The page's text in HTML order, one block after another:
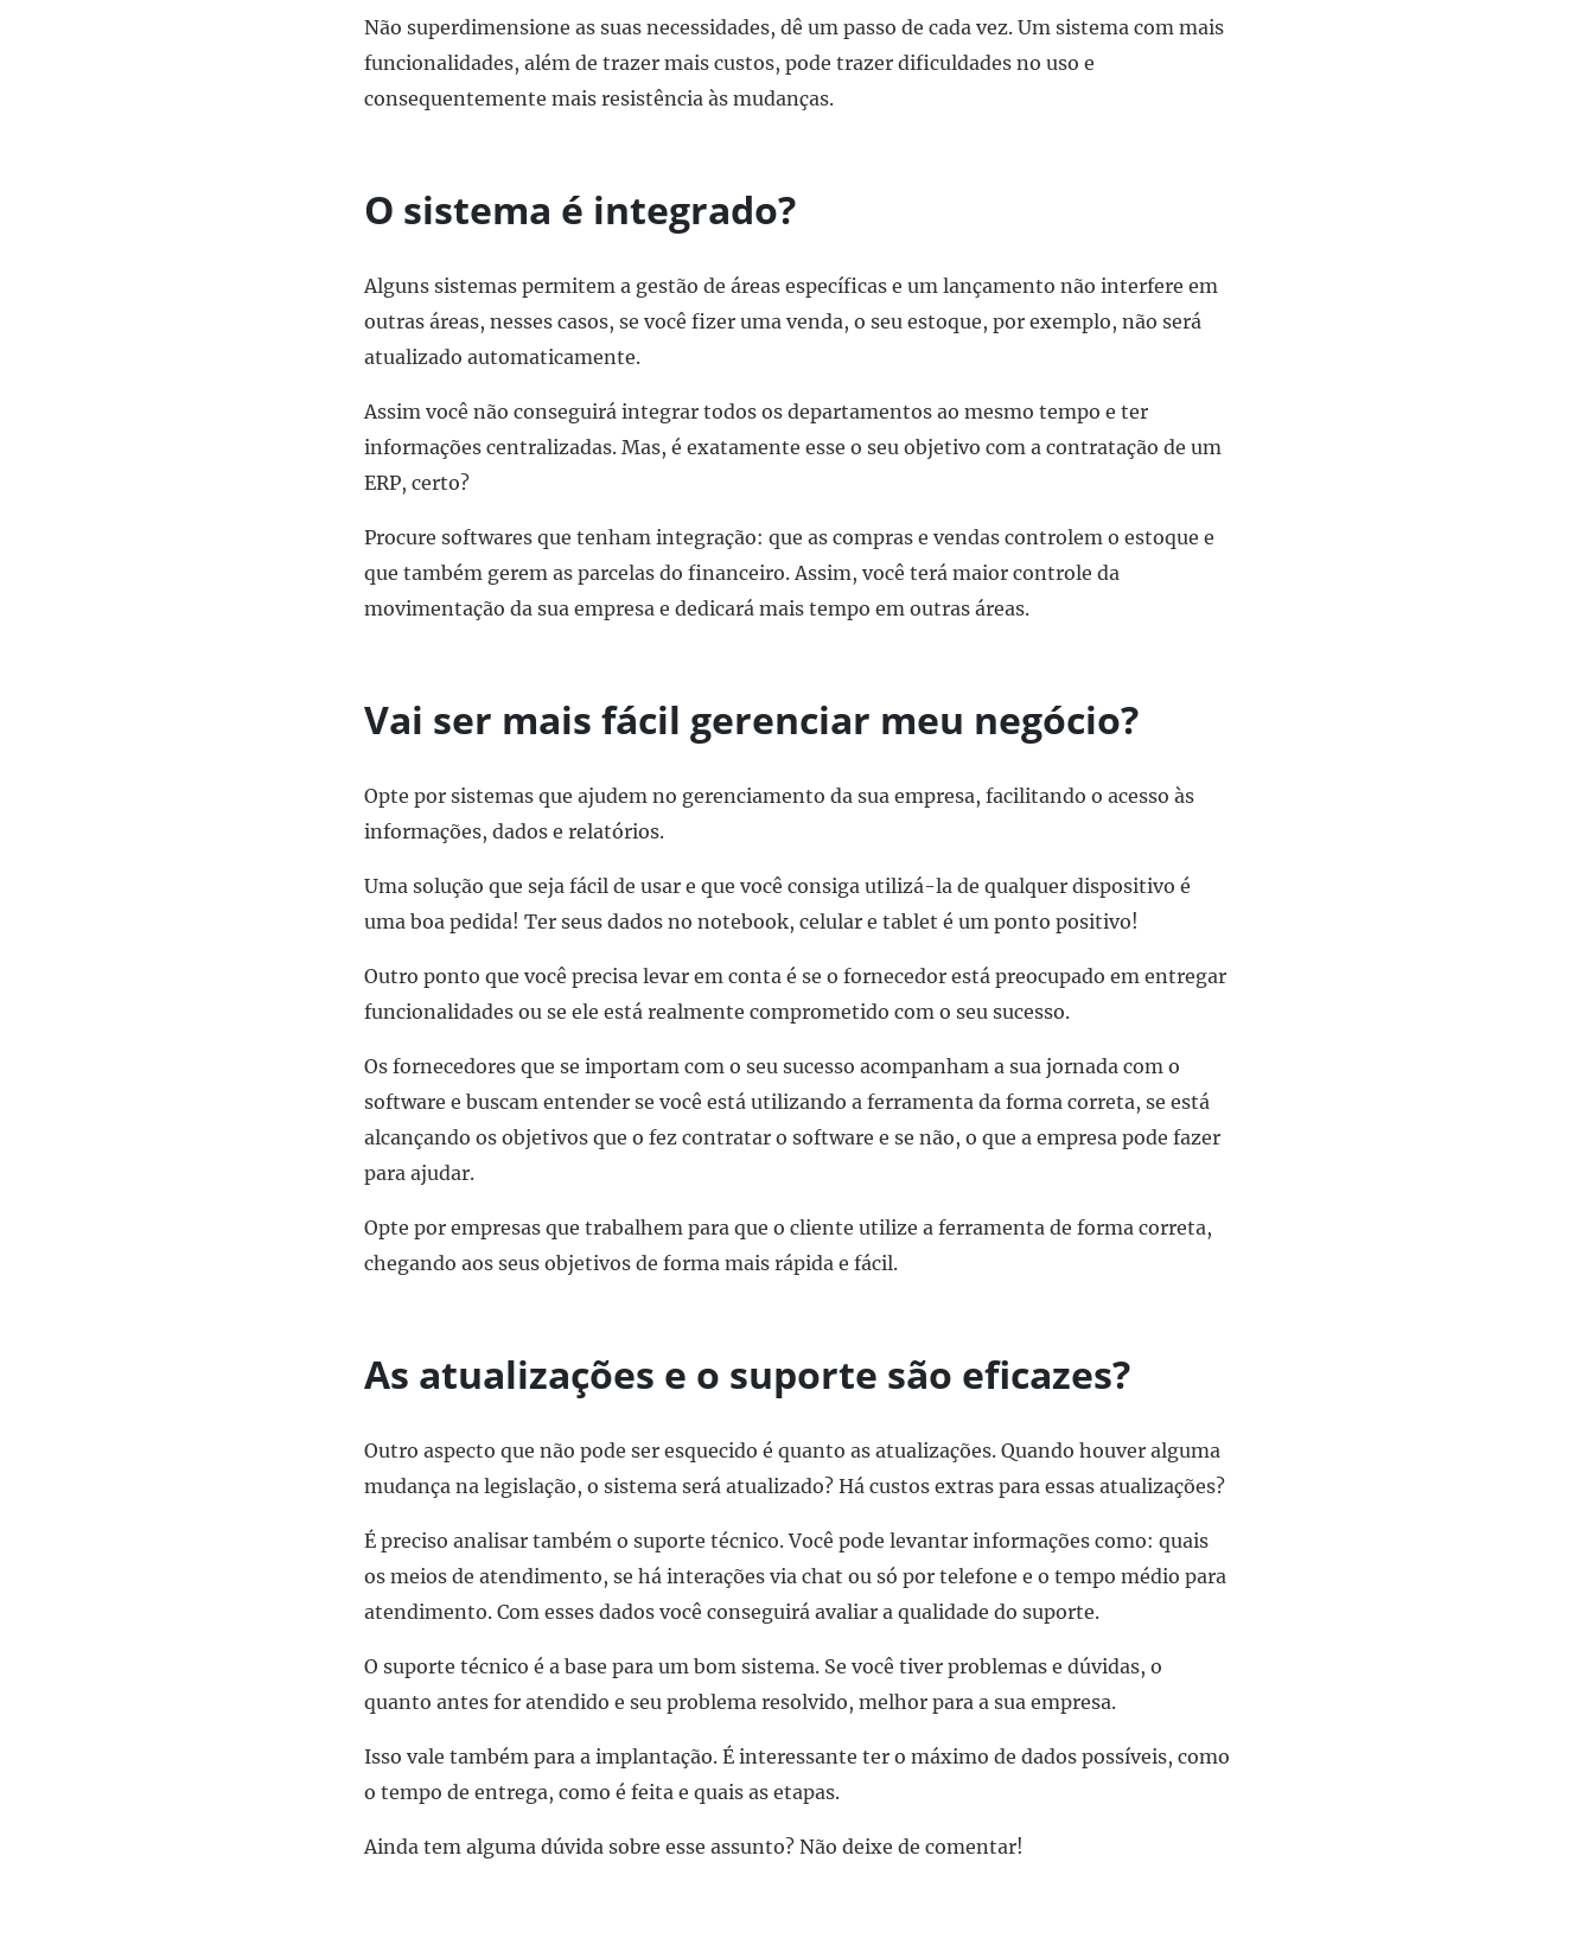
Não superdimensione as suas necessidades, dê um passo de cada vez. Um sistema com mais
funcionalidades, além de trazer mais custos, pode trazer dificuldades no uso e
consequentemente mais resistência às mudanças.
O sistema é integrado?
Alguns sistemas permitem a gestão de áreas específicas e um lançamento não interfere em
outras áreas, nesses casos, se você fizer uma venda, o seu estoque, por exemplo, não será
atualizado automaticamente.
Assim você não conseguirá integrar todos os departamentos ao mesmo tempo e ter
informações centralizadas. Mas, é exatamente esse o seu objetivo com a contratação de um
ERP, certo?
Procure softwares que tenham integração: que as compras e vendas controlem o estoque e
que também gerem as parcelas do financeiro. Assim, você terá maior controle da
movimentação da sua empresa e dedicará mais tempo em outras áreas.
Vai ser mais fácil gerenciar meu negócio?
Opte por sistemas que ajudem no gerenciamento da sua empresa, facilitando o acesso às
informações, dados e relatórios.
Uma solução que seja fácil de usar e que você consiga utilizá-la de qualquer dispositivo é
uma boa pedida! Ter seus dados no notebook, celular e tablet é um ponto positivo!
Outro ponto que você precisa levar em conta é se o fornecedor está preocupado em entregar
funcionalidades ou se ele está realmente comprometido com o seu sucesso.
Os fornecedores que se importam com o seu sucesso acompanham a sua jornada com o
software e buscam entender se você está utilizando a ferramenta da forma correta, se está
alcançando os objetivos que o fez contratar o software e se não, o que a empresa pode fazer
para ajudar.
Opte por empresas que trabalhem para que o cliente utilize a ferramenta de forma correta,
chegando aos seus objetivos de forma mais rápida e fácil.
As atualizações e o suporte são eficazes?
Outro aspecto que não pode ser esquecido é quanto as atualizações. Quando houver alguma
mudança na legislação, o sistema será atualizado? Há custos extras para essas atualizações?
É preciso analisar também o suporte técnico. Você pode levantar informações como: quais
os meios de atendimento, se há interações via chat ou só por telefone e o tempo médio para
atendimento. Com esses dados você conseguirá avaliar a qualidade do suporte.
O suporte técnico é a base para um bom sistema. Se você tiver problemas e dúvidas, o
quanto antes for atendido e seu problema resolvido, melhor para a sua empresa.
Isso vale também para a implantação. É interessante ter o máximo de dados possíveis, como
o tempo de entrega, como é feita e quais as etapas.
Ainda tem alguma dúvida sobre esse assunto? Não deixe de comentar!